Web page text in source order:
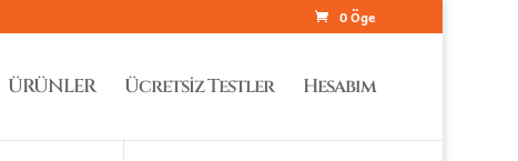
0 Öge
ÜRÜNLER Ücretsiz Testler Hesabım